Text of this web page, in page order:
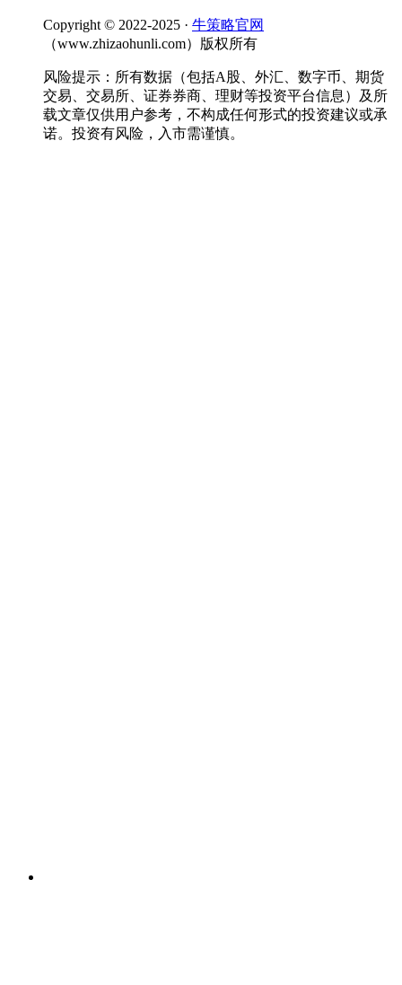
Copyright © 2022-2025 · 牛策略官网
（www.zhizaohunli.com）版权所有
风险提示：所有数据（包括A股、外汇、数字币、期货
交易、交易所、证券券商、理财等投资平台信息）及所
载文章仅供用户参考，不构成任何形式的投资建议或承
诺。投资有风险，入市需谨慎。